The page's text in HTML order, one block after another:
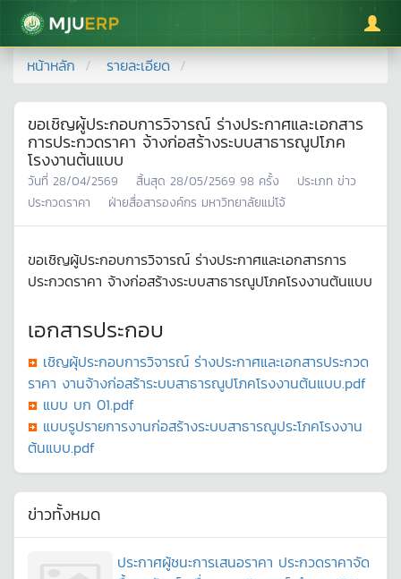
มหาวิทยาลัยแม่โจ้
หน้าหลัก รายละเอียด
ขอเชิญผู้ประกอบการวิจารณ์ ร่างประกาศและเอกสาร
การประกวดราคา จ้างก่อสร้างระบบสาธารณูปโภค
โรงงานต้นแบบ
วันที่ 28/04/2569 สิ้นสุด 28/05/2569 98 ครั้ง ประเภท ข่าว
ประกวดราคา
ฝ่ายสื่อสารองค์กร มหาวิทยาลัยแม่โจ้
ขอเชิญผู้ประกอบการวิจารณ์ ร่างประกาศและเอกสารการ
ประกวดราคา จ้างก่อสร้างระบบสาธารณูปโภคโรงงานต้นแบบ
เอกสารประกอบ
เชิญผุ้ประกอบการวิจารณ์ ร่างประกาศและเอกสารประกวด
ราคา งานจ้างก่อสร้าระบบสาธารณูปโภคโรงงานต้นแบบ.pdf
แบบ บก 01.pdf
แบบรูปรายการงานก่อสร้างระบบสาธารณูประโภคโรงงาน
ต้นแบบ.pdf
ข่าวทั้งหมด
ประกาศผู้ชนะการเสนอราคา ประกวดราคาจัด